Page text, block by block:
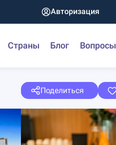
Авторизация
Страны Блог Вопросы
Поделиться